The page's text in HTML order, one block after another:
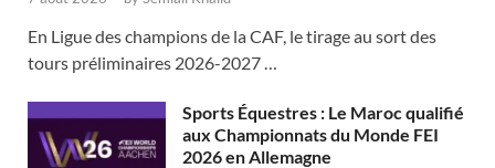
En Ligue des champions de la CAF, le tirage au sort des
tours préliminaires 2026-2027 …
Sports Équestres : Le Maroc qualifié
aux Championnats du Monde FEI
2026 en Allemagne